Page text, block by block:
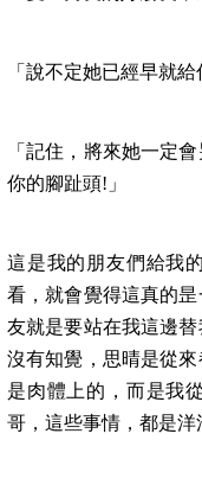
「說不定她已經早就
「記住，將來她一定
你的腳趾頭!」
這是我的朋友們給我
看，就會覺得這真的
友就是要站在我這邊
沒有知覺，思晴是從
是肉體上的，而是我
哥，這些事情，都是洋